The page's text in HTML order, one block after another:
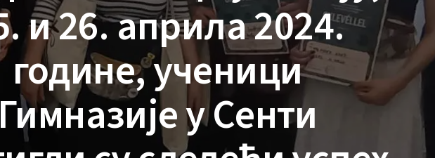
и 26. априла 2024.
године, ученици
у Сенти